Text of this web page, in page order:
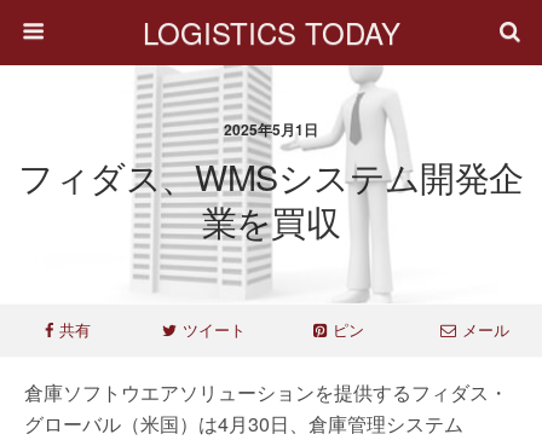
LOGISTICS TODAY
2025年5月1日
フィダス、WMSシステム開発企
業を買収
共有 ツイート ピン メール
倉庫ソフトウエアソリューションを提供するフィダス・
グローバル（米国）は4月30日、倉庫管理システム